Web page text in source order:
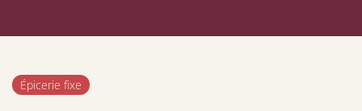
Épicerie fixe